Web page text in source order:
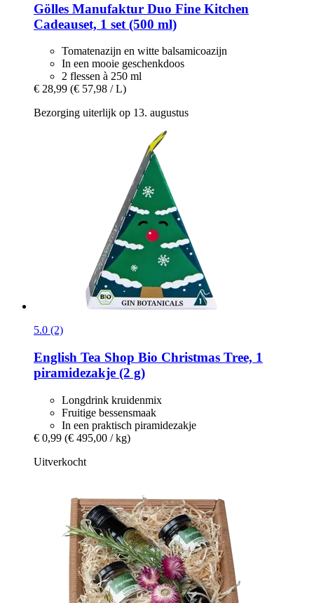
Gölles Manufaktur Duo Fine Kitchen
Cadeauset, 1 set (500 ml)
Tomatenazijn en witte balsamicoazijn
In een mooie geschenkdoos
2 flessen à 250 ml
€ 28,99 (€ 57,98 / L)
Bezorging uiterlijk op 13. augustus
5.0 (2)
English Tea Shop Bio Christmas Tree, 1
piramidezakje (2 g)
Longdrink kruidenmix
Fruitige bessensmaak
In een praktisch piramidezakje
€ 0,99 (€ 495,00 / kg)
Uitverkocht